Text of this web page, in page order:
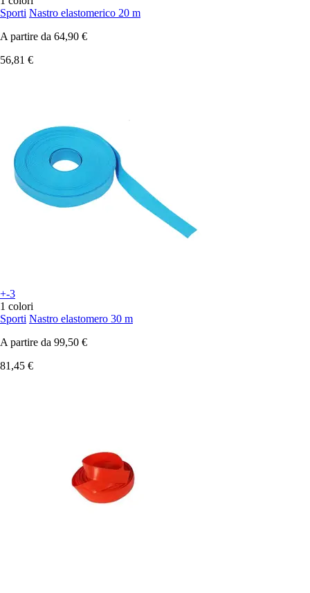
Sporti Nastro elastomerico 20 m
A partire da 64,90 €
56,81 €
+-3
1 colori
Sporti Nastro elastomero 30 m
A partire da 99,50 €
81,45 €